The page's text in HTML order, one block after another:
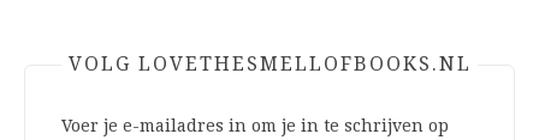
VOLG LOVETHESMELLOFBOOKS.NL
Voer je e-mailadres in om je in te schrijven op